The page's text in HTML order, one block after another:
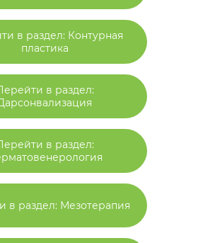
в раздел: Контурная
пластика
в раздел:
в раздел:
в раздел: Мезотерапия